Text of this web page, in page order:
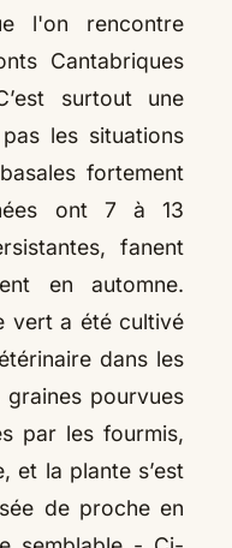
l'on rencontre
Cantabriques
surtout une
les situations
fortement
ont 7 à 13
fanent
en automne.
vert a été cultivé
dans les
pourvues
par les fourmis,
et la plante s’est
de proche en